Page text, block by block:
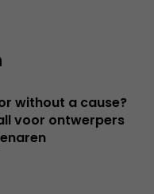
without a cause?
voor ontwerpers